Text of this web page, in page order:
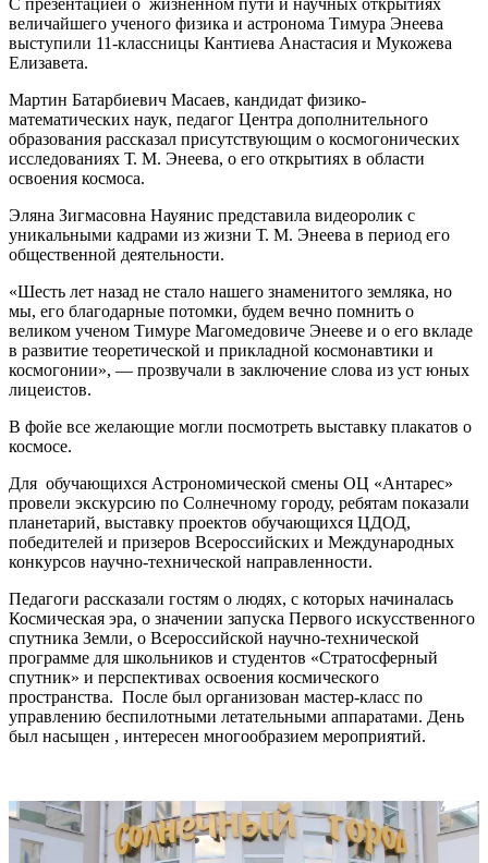
величайшего ученого физика и астронома Тимура Энеева
выступили 11-классницы Кантиева Анастасия и Мукожева
Елизавета.
Мартин Батарбиевич Масаев, кандидат физико-
математических наук, педагог Центра дополнительного
образования рассказал присутствующим о космогонических
исследованиях Т. М. Энеева, о его открытиях в области
освоения космоса.
Эляна Зигмасовна Науянис представила видеоролик с
уникальными кадрами из жизни Т. М. Энеева в период его
общественной деятельности.
«Шесть лет назад не стало нашего знаменитого земляка, но
мы, его благодарные потомки, будем вечно помнить о
великом ученом Тимуре Магомедовиче Энееве и о его вкладе
в развитие теоретической и прикладной космонавтики и
космогонии», — прозвучали в заключение слова из уст юных
лицеистов.
В фойе все желающие могли посмотреть выставку плакатов о
космосе.
Для обучающихся Астрономической смены ОЦ «Антарес»
провели экскурсию по Солнечному городу, ребятам показали
планетарий, выставку проектов обучающихся ЦДОД,
победителей и призеров Всероссийских и Международных
конкурсов научно-технической направленности.
Педагоги рассказали гостям о людях, с которых начиналась
Космическая эра, о значении запуска Первого искусственного
спутника Земли, о Всероссийской научно-технической
программе для школьников и студентов «Стратосферный
спутник» и перспективах освоения космического
пространства. После был организован мастер-класс по
управлению беспилотными летательными аппаратами. День
был насыщен , интересен многообразием мероприятий.